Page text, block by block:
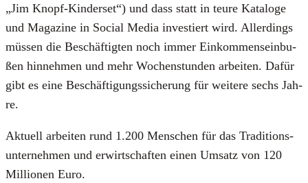
„Jim Knopf-Kin­der­set“) und dass statt in teu­re Kata­lo­ge
und Maga­zi­ne in Social Media inves­tiert wird. Aller­dings
müs­sen die Beschäf­tig­ten noch immer Ein­kom­mens­ein­bu­
ßen hin­neh­men und mehr Wochen­stun­den arbei­ten. Dafür
gibt es eine Beschäf­ti­gungs­si­che­rung für wei­te­re sechs Jah­
re.
Aktu­ell arbei­ten rund 1.200 Men­schen für das Tra­di­ti­ons­
un­ter­neh­men und erwirt­schaf­ten einen Umsatz von 120
Mil­lio­nen Euro.